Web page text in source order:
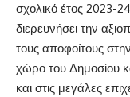
σχολικό έτος 2023-
διερευνήσει την
τους αποφοίτους
χώρο του Δημοσίου
και στις μεγάλες